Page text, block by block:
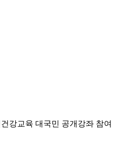
강교육 대국민 공개강좌 참여